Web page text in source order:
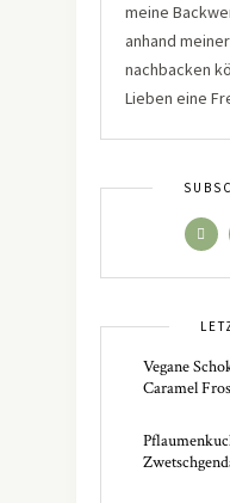
meine
anhand
nachbacken
Lieben eine
Vegane
Caramel